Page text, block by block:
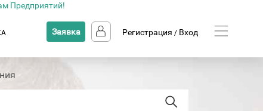
Предприятий!
Заявка Регистрация / Вход